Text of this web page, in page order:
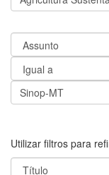
Utilizar filtros para